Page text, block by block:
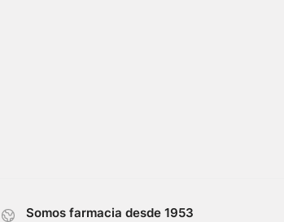
Somos farmacia desde 1953